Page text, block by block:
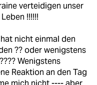
verteidigen unser
!!!!!!
nicht einmal den
?? oder wenigstens
Wenigstens
Reaktion an den Tag